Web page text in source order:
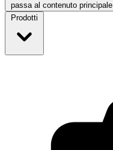
passa al contenuto principale
Prodotti